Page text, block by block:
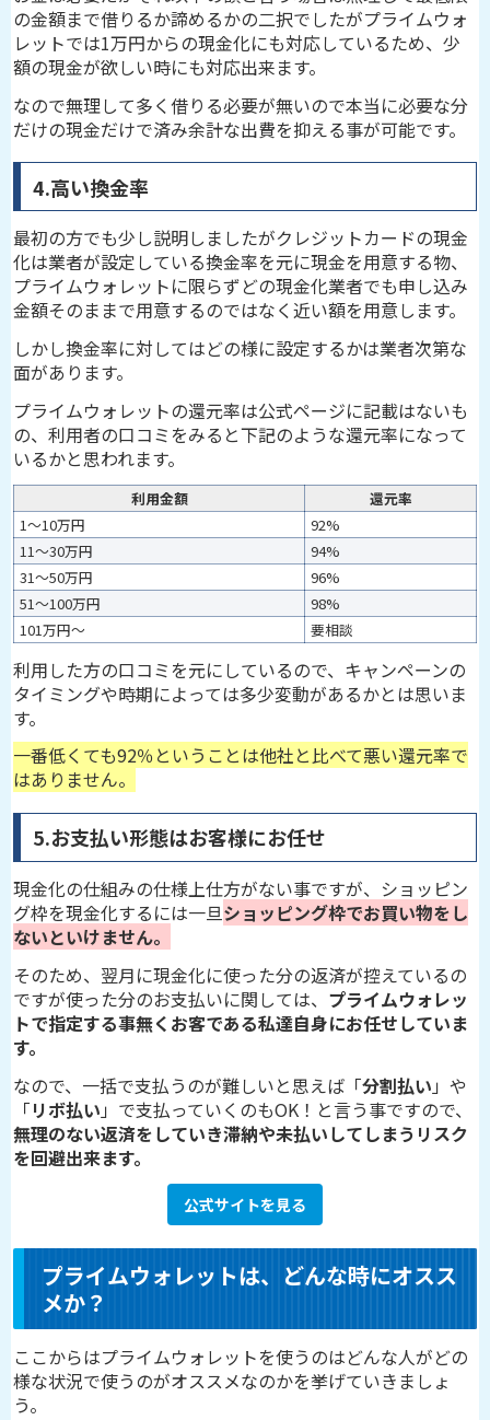
の金額まで借りるか諦めるかの二択でしたがプライムウォ
レットでは1万円からの現金化にも対応しているため、少
額の現金が欲しい時にも対応出来ます。
なので無理して多く借りる必要が無いので本当に必要な分
だけの現金だけで済み余計な出費を抑える事が可能です。
4.高い換金率
最初の方でも少し説明しましたがクレジットカードの現金
化は業者が設定している換金率を元に現金を用意する物、
プライムウォレットに限らずどの現金化業者でも申し込み
金額そのままで用意するのではなく近い額を用意します。
しかし換金率に対してはどの様に設定するかは業者次第な
面があります。
プライムウォレットの還元率は公式ページに記載はないも
の、利用者の口コミをみると下記のような還元率になって
いるかと思われます。
利用金額
還元率
1～10万円
92%
11～30万円
94%
31～50万円
96%
51～100万円
98%
101万円～
要相談
利用した方の口コミを元にしているので、キャンペーンの
タイミングや時期によっては多少変動があるかとは思いま
す。
一番低くても92％ということは他社と比べて悪い還元率で
はありません。
5.お支払い形態はお客様にお任せ
現金化の仕組みの仕様上仕方がない事ですが、ショッピン
グ枠を現金化するには一旦ショッピング枠でお買い物をし
ないといけません。
そのため、翌月に現金化に使った分の返済が控えているの
ですが使った分のお支払いに関しては、 プライムウォレッ
トで指定する事無くお客である私達自身にお任せしていま
す。
なので、一括で支払うのが難しいと思えば「分割払い 」や
「リボ払い 」で支払っていくのもOK！と言う事ですので、
無理のない返済をしていき滞納や未払いしてしまうリスク
を回避出来ます。
公式サイトを見る
プライムウォレットは、どんな時にオスス
メか？
ここからはプライムウォレットを使うのはどんな人がどの
様な状況で使うのがオススメなのかを挙げていきましょ
う。